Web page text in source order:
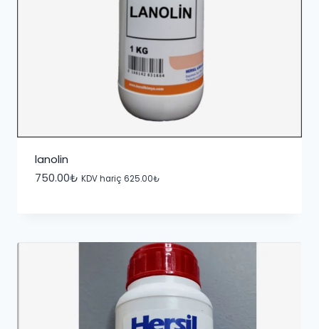
lanolin
750.00₺ KDV hariç 625.00₺